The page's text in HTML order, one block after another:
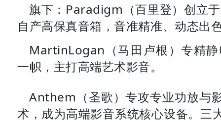
旗下：Paradigm（百里登）创立
自产高保真音箱，音准精准、动态出
MartinLogan（马田卢根）专精
一帜，主打高端艺术影音。
Anthem（圣歌）专攻专业功放与
术，成为高端影音系统核心设备。三